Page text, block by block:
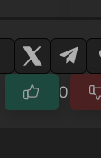
0